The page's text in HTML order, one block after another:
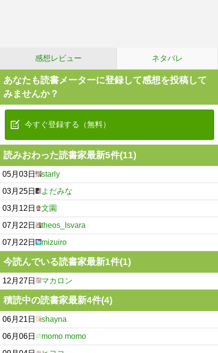
感想レビュー ネタバレ
あなたも読書メーターに登録して感想を投稿して
みませんか？
今すぐ登録する（無料）
読みおわった読書家最新5件(11)
05月03日 starly
03月25日 よだみな
03月12日 文園
07月22日 theos_Isvara
07月22日 mizuiro
今読んでいる読書家最新1件(1)
12月27日 マカロン
積読中の読書家最新4件(4)
06月21日 shayna
06月06日 momo momo